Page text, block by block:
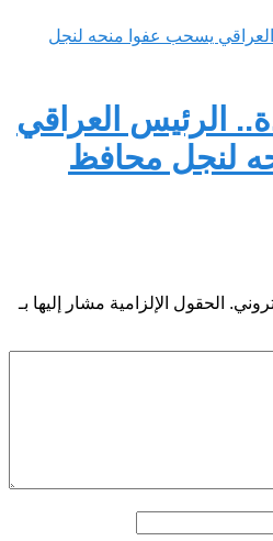
الرئيس العراقي
لنجل محافظ
الحقول الإلزامية مشار إليها بـ